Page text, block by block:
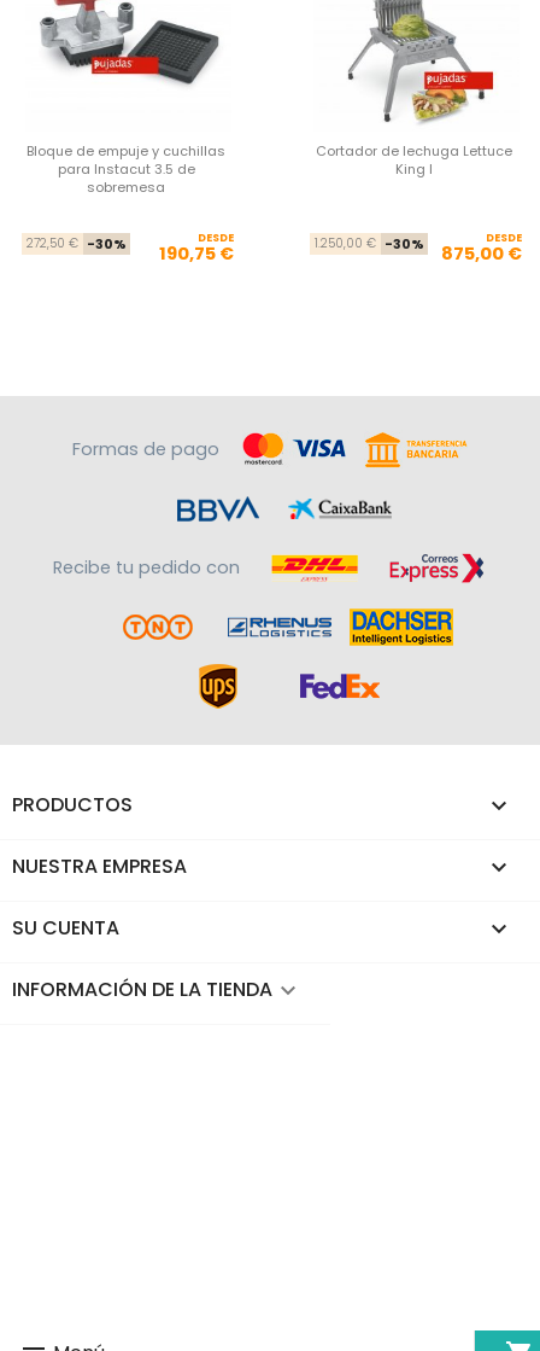
Bloque de empuje y cuchillas
para Instacut 3.5 de
sobremesa
Precio base
272,50 € -30% Precio
DESDE
190,75 €
Cortador de lechuga Lettuce
King I
1.250,00 € -30% DESDE
875,00 €
Formas de pago
Recibe tu pedido con
PRODUCTOS 
NUESTRA EMPRESA 
SU CUENTA 
INFORMACIÓN DE LA TIENDA keyboard_arrow_down